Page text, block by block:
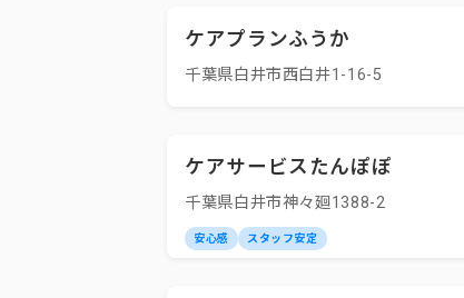
ケアプランふうか
千葉県白井市西白井1-16-5
ケアサービスたんぽぽ
千葉県白井市神々廻1388-2
安心感 スタッフ安定